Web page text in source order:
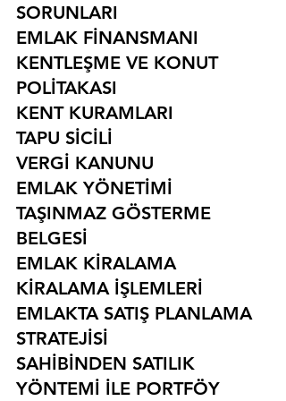
SORUNLARI
EMLAK FİNANSMANI
KENTLEŞME VE KONUT
POLİTAKASI
KENT KURAMLARI
TAPU SİCİLİ
VERGİ KANUNU
EMLAK YÖNETİMİ
TAŞINMAZ GÖSTERME
BELGESİ
EMLAK KİRALAMA
KİRALAMA İŞLEMLERİ
EMLAKTA SATIŞ PLANLAMA
STRATEJİSİ
SAHİBİNDEN SATILIK
YÖNTEMİ İLE PORTFÖY